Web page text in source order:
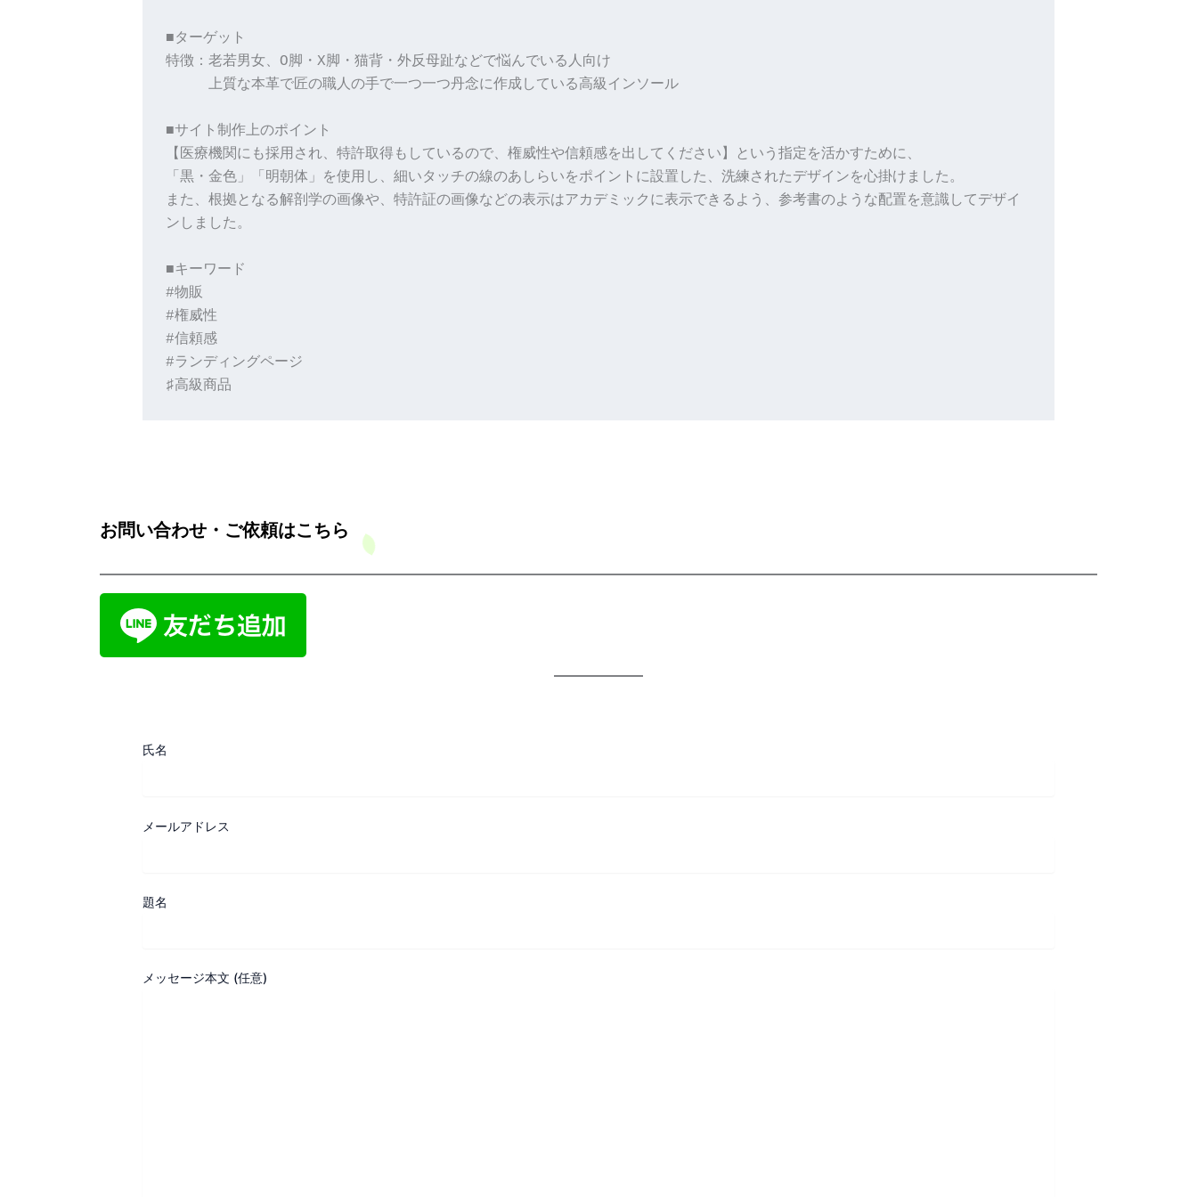
■ターゲット
特徴：老若男女、O脚・X脚・猫背・外反母趾などで悩んでいる人向け
上質な本革で匠の職人の手で一つ一つ丹念に作成している高級インソール
■サイト制作上のポイント
【医療機関にも採用され、特許取得もしているので、権威性や信頼感を出してください】という指定を活かすために、
「黒・金色」「明朝体」を使用し、細いタッチの線のあしらいをポイントに設置した、洗練されたデザインを心掛けました。
また、根拠となる解剖学の画像や、特許証の画像などの表示はアカデミックに表示できるよう、参考書のような配置を意識してデザイ
ンしました。
■キーワード
#物販
#権威性
#信頼感
#ランディングページ
♯高級商品
お問い合わせ・ご依頼はこちら
氏名
メールアドレス
題名
メッセージ本文 (任意)